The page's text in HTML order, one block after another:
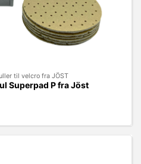
til velcro fra JÖST
Superpad P fra Jöst